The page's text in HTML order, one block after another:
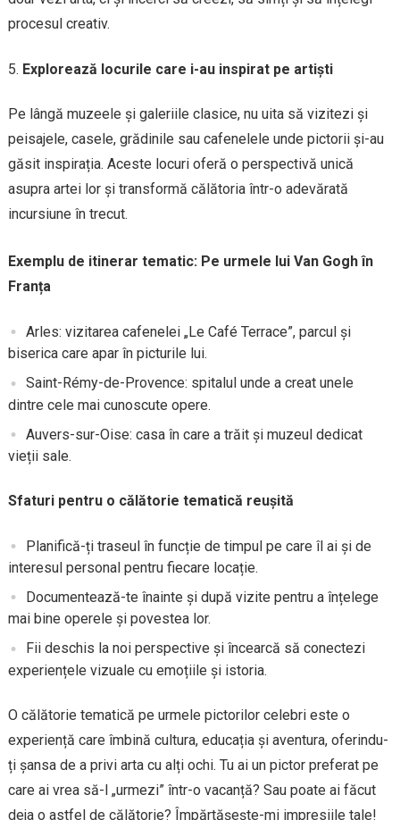
procesul creativ.
Explorează locurile care i-au inspirat pe artiști
Pe lângă muzeele și galeriile clasice, nu uita să vizitezi și
peisajele, casele, grădinile sau cafenelele unde pictorii și-au
găsit inspirația. Aceste locuri oferă o perspectivă unică
asupra artei lor și transformă călătoria într-o adevărată
incursiune în trecut.
Exemplu de itinerar tematic: Pe urmele lui Van Gogh în
Franța
Arles: vizitarea cafenelei „Le Café Terrace”, parcul și
biserica care apar în picturile lui.
Saint-Rémy-de-Provence: spitalul unde a creat unele
dintre cele mai cunoscute opere.
Auvers-sur-Oise: casa în care a trăit și muzeul dedicat
vieții sale.
Sfaturi pentru o călătorie tematică reușită
Planifică-ți traseul în funcție de timpul pe care îl ai și de
interesul personal pentru fiecare locație.
Documentează-te înainte și după vizite pentru a înțelege
mai bine operele și povestea lor.
Fii deschis la noi perspective și încearcă să conectezi
experiențele vizuale cu emoțiile și istoria.
O călătorie tematică pe urmele pictorilor celebri este o
experiență care îmbină cultura, educația și aventura, oferindu-
ți șansa de a privi arta cu alți ochi. Tu ai un pictor preferat pe
care ai vrea să-l „urmezi” într-o vacanță? Sau poate ai făcut
deja o astfel de călătorie? Împărtășește-mi impresiile tale!